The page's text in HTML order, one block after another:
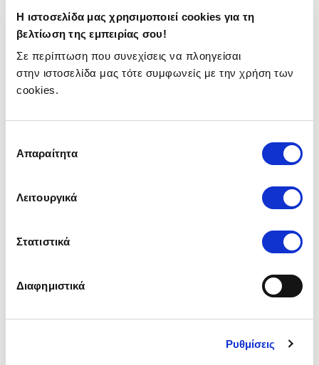
Η ιστοσελίδα μας χρησιμοποιεί cookies για τη
βελτίωση της εμπειρίας σου!
Σε περίπτωση που συνεχίσεις να πλοηγείσαι
στην ιστοσελίδα μας τότε συμφωνείς με την χρήση των
cookies.
συγκατάθεσης
Απαραίτητα
Λειτουργικά
Στατιστικά
Διαφημιστικά
Ρυθμίσεις
συνθήκες κυκλοφορίας, αφού δεν χρειάζεται να
ανησυχεί για την αλλαγή ταχυτήτων.
Ακόμα, τα σύγχρονα αυτόματα κιβώτια ταχυτήτων
είναι σχεδιασμένα για να βελτιστοποιούν την
κατανάλωση καυσίμου, επιλέγοντας την κατάλληλη
ταχύτητα ανάλογα με τις συνθήκες οδήγησης.
Οπότε, αν σε δυσκολεύει ο συμπλέκτης μπορείς σε
αυτοκίνητο.
Κοινά λάθη στο ξεκίνημα
Το σωστό ξεκίνημα αυτοκινήτου όχι μόνο μπορεί να
επιτευχθεί με όσα είπαμε παραπάνω, αλλά επίσης
Ξαφνική απελευθέρωση του συμπλέκτη
Αυτή η πράξη μπορεί να προκαλέσει το σβήσιμο του